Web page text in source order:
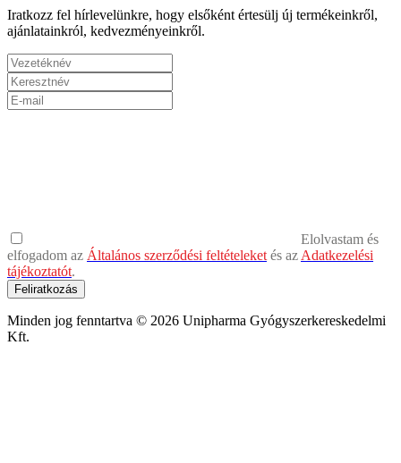
Iratkozz fel hírlevelünkre, hogy elsőként értesülj új termékeinkről,
ajánlatainkról, kedvezményeinkről.
Elolvastam és
elfogadom az Általános szerződési feltételeket és az Adatkezelési
tájékoztatót.
Feliratkozás
Minden jog fenntartva © 2026 Unipharma Gyógyszerkereskedelmi
Kft.